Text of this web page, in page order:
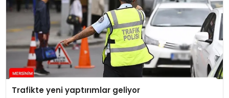
Trafikte yeni yaptırımlar geliyor